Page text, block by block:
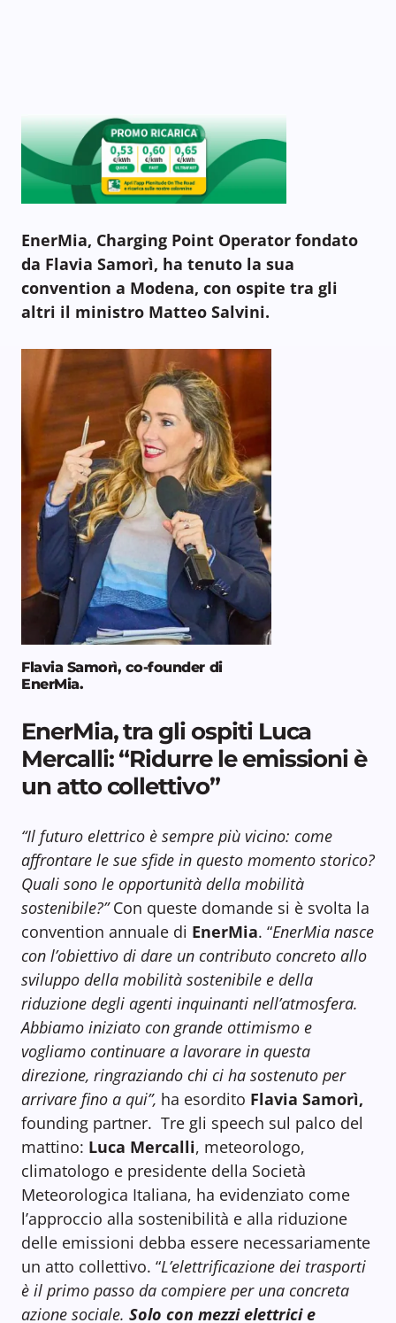
EnerMia, Charging Point Operator fondato
da Flavia Samorì, ha tenuto la sua
convention a Modena, con ospite tra gli
altri il ministro Matteo Salvini.
Flavia Samorì, co-founder di
EnerMia.
EnerMia, tra gli ospiti Luca
Mercalli: “Ridurre le emissioni è
un atto collettivo”
“Il futuro elettrico è sempre più vicino: come
affrontare le sue sfide in questo momento storico?
Quali sono le opportunità della mobilità
sostenibile?”Con queste domande si è svolta la
convention annuale di EnerMia. “EnerMia nasce
con l’obiettivo di dare un contributo concreto allo
sviluppo della mobilità sostenibile e della
riduzione degli agenti inquinanti nell’atmosfera.
Abbiamo iniziato con grande ottimismo e
vogliamo continuare a lavorare in questa
direzione, ringraziando chi ci ha sostenuto per
arrivare fino a qui”, ha esordito Flavia Samorì,
founding partner. Tre gli speech sul palco del
mattino: Luca Mercalli, meteorologo,
climatologo e presidente della Società
Meteorologica Italiana, ha evidenziato come
l’approccio alla sostenibilità e alla riduzione
delle emissioni debba essere necessariamente
un atto collettivo. “L’elettrificazione dei trasporti
è il primo passo da compiere per una concreta
azione sociale. Solo con mezzi elettrici e